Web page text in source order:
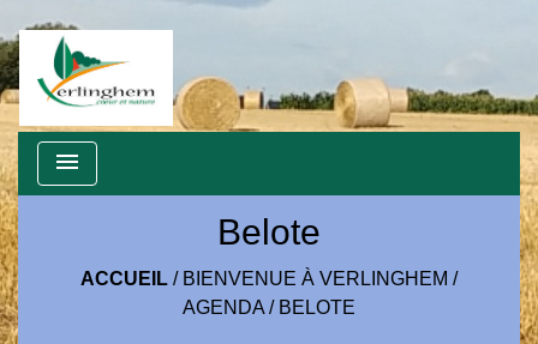
menu
Belote
ACCUEIL / BIENVENUE À VERLINGHEM /
AGENDA / BELOTE